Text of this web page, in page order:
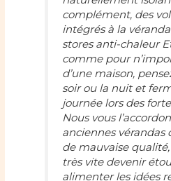
complément, des
intégrés à la
stores anti-chaleur
comme pour
d’une maison,
soir ou la nuit et
journée lors des
Nous vous
anciennes vérandas
de mauvaise
très vite devenir
alimenter les idées